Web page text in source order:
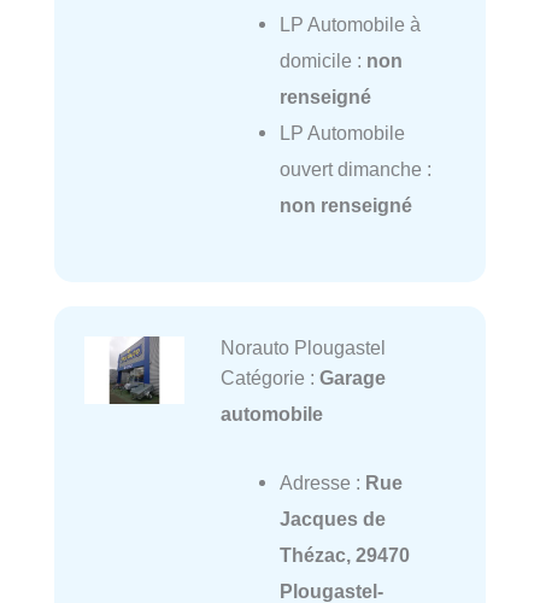
LP Automobile à
domicile : non
renseigné
LP Automobile
ouvert dimanche :
non renseigné
Norauto Plougastel
Catégorie : Garage
automobile
Adresse : Rue
Jacques de
Thézac, 29470
Plougastel-